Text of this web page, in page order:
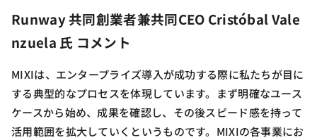
Runway 共同創業者兼共同CEO Cristóbal Vale
nzuela 氏 コメント
MIXIは、エンタープライズ導入が成功する際に私たちが目に
する典型的なプロセスを体現しています。まず明確なユース
ケースから始め、成果を確認し、その後スピード感を持って
活用範囲を拡大していくというものです。MIXIの各事業にお